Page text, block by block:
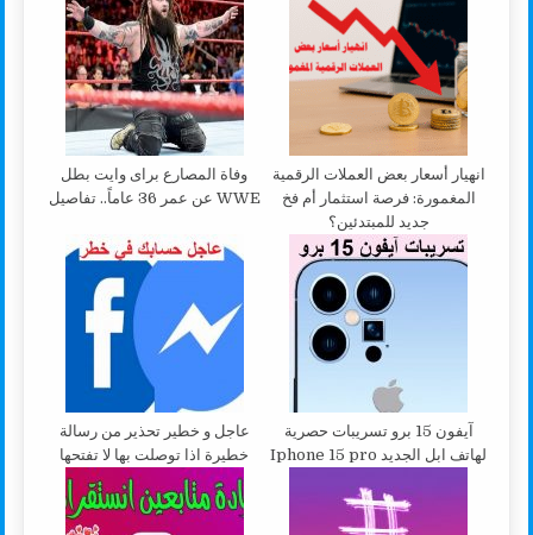
انهيار أسعار بعض العملات الرقمية
المغمورة: فرصة استثمار أم فخ
جديد للمبتدئين؟
وفاة المصارع براى وايت بطل
WWE عن عمر 36 عاماً.. تفاصيل
آيفون 15 برو تسريبات حصرية
لهاتف ابل الجديد Iphone 15 pro
عاجل و خطير تحذير من رسالة
خطيرة اذا توصلت بها لا تفتحها